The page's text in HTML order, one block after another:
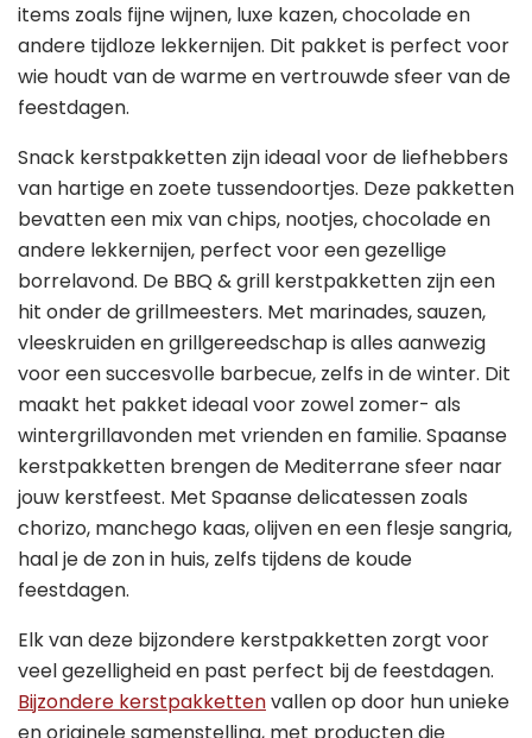
items zoals fijne wijnen, luxe kazen, chocolade en
andere tijdloze lekkernijen. Dit pakket is perfect voor
wie houdt van de warme en vertrouwde sfeer van de
feestdagen.
Snack kerstpakketten zijn ideaal voor de liefhebbers
van hartige en zoete tussendoortjes. Deze pakketten
bevatten een mix van chips, nootjes, chocolade en
andere lekkernijen, perfect voor een gezellige
borrelavond. De BBQ & grill kerstpakketten zijn een
hit onder de grillmeesters. Met marinades, sauzen,
vleeskruiden en grillgereedschap is alles aanwezig
voor een succesvolle barbecue, zelfs in de winter. Dit
maakt het pakket ideaal voor zowel zomer- als
wintergrillavonden met vrienden en familie. Spaanse
kerstpakketten brengen de Mediterrane sfeer naar
jouw kerstfeest. Met Spaanse delicatessen zoals
chorizo, manchego kaas, olijven en een flesje sangria,
haal je de zon in huis, zelfs tijdens de koude
feestdagen.
Elk van deze bijzondere kerstpakketten zorgt voor
veel gezelligheid en past perfect bij de feestdagen.
Bijzondere kerstpakkettenvallen op door hun unieke